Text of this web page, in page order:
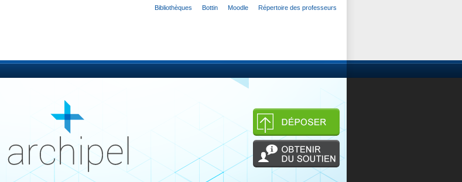
Bibliothèques Bottin Moodle Répertoire des professeurs